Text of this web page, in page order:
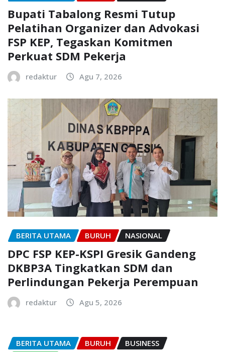
Bupati Tabalong Resmi Tutup
Pelatihan Organizer dan Advokasi
FSP KEP, Tegaskan Komitmen
Perkuat SDM Pekerja
redaktur Agu 7, 2026
BERITA UTAMA BURUH NASIONAL
DPC FSP KEP-KSPI Gresik Gandeng
DKBP3A Tingkatkan SDM dan
Perlindungan Pekerja Perempuan
redaktur Agu 5, 2026
BERITA UTAMA BURUH
BUSINESS